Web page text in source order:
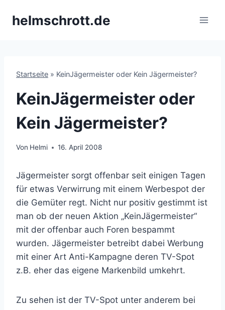
Inhalthelmschrott.de
Startseite » KeinJägermeister oder Kein Jägermeister?
KeinJägermeister oder
Kein Jägermeister?
Von Helmi 16. April 2008
Jägermeister sorgt offenbar seit einigen Tagen
für etwas Verwirrung mit einem Werbespot der
die Gemüter regt. Nicht nur positiv gestimmt ist
man ob der neuen Aktion „KeinJägermeister“
mit der offenbar auch Foren bespammt
wurden. Jägermeister betreibt dabei Werbung
mit einer Art Anti-Kampagne deren TV-Spot
z.B. eher das eigene Markenbild umkehrt.
Zu sehen ist der TV-Spot unter anderem bei